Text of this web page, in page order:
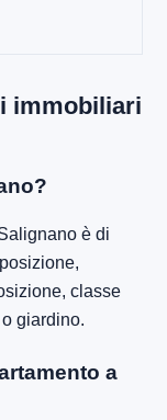
immobiliari
è di
classe
giardino.
a